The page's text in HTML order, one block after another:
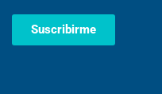
Suscribirme